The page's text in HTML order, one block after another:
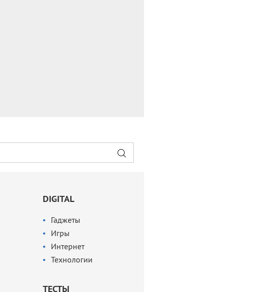
DIGITAL
Гаджеты
Игры
Интернет
Технологии
ТЕСТЫ